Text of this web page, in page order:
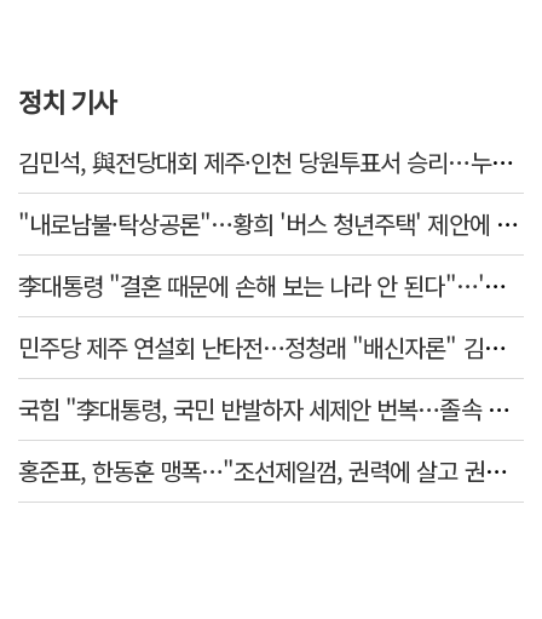
정치 기사
김민석, 與전당대회 제주·인천 당원투표서 승리…누적 득표는 '초박빙'
"내로남불·탁상공론"…황희 '버스 청년주택' 제안에 與 내부서도 쓴소리
李대통령 "결혼 때문에 손해 보는 나라 안 된다"…'결혼 페널티' 22개 손본다
민주당 제주 연설회 난타전…정청래 "배신자론" 김민석 "관리 무능"
국힘 "李대통령, 국민 반발하자 세제안 번복…졸속 국정 즉각 중단"
홍준표, 한동훈 맹폭…"조선제일껌, 권력에 살고 권력에 죽었다"